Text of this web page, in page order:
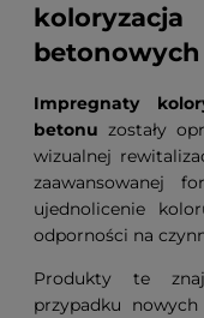
betonowych
Impregnaty
betonu zostały
wizualnej
zaawansowanej
ujednolicenie
odporności na
Produkty te
przypadku